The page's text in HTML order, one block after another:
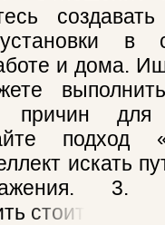
установки в
и дома.
причин для
подход
искать
3.
стоит